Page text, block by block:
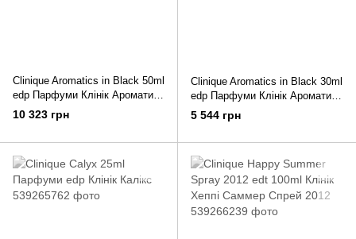
Clinique Aromatics in Black 50ml
edр Парфуми Клінік Ароматик
ін Блек
10 323 грн
Clinique Aromatics in Black 30ml
edр Парфуми Клінік Ароматик
ін Блек
5 544 грн